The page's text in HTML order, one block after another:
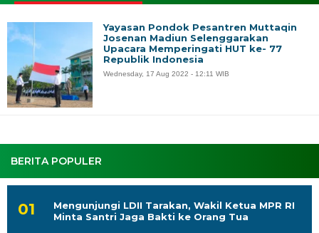
BERITA POPULER
Mengunjungi LDII Tarakan, Wakil Ketua MPR RI
Minta Santri Jaga Bakti ke Orang Tua
Yayasan Pondok Pesantren Muttaqin
Josenan Madiun Selenggarakan
Upacara Memperingati HUT ke- 77
Republik Indonesia
Wednesday, 17 Aug 2022 - 12:11 WIB